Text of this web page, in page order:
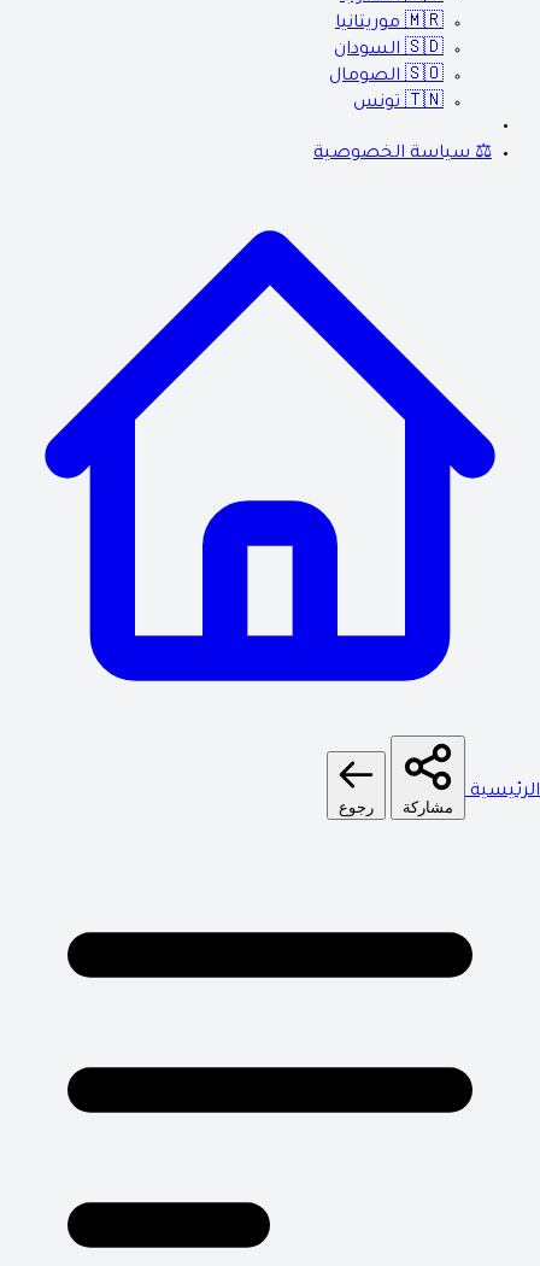
🇲🇷 موريتانيا
🇸🇩 السودان
🇸🇴 الصومال
🇹🇳 تونس
⚖️ سياسة الخصوصية
الرئيسية
مشاركة رجوع